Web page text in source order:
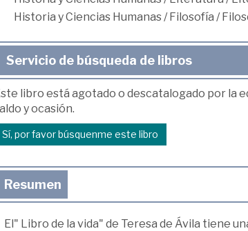
Historia y Ciencias Humanas/Filosofía /
Servicio de búsqueda de libros
libro está agotado o descatalogado por la
y ocasión.
Sí, por favor búsquenme este libro
Resumen
El" Libro de la vida" de Teresa de Ávila tiene